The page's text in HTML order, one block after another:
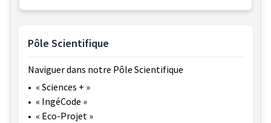
Pôle Scientifique
Naviguer dans notre Pôle Scientifique
• « Sciences + »
• « IngéCode »
• « Eco-Projet »